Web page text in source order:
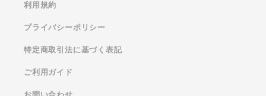
利用規約
プライバシーポリシー
特定商取引法に基づく表記
ご利用ガイド